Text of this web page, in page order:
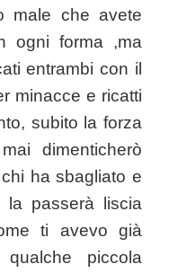
male che avete
ogni forma ,ma
entrambi con il
minacce e ricatti
subito la forza
dimenticherò
ha sbagliato e
passerà liscia
ti avevo già
qualche piccola